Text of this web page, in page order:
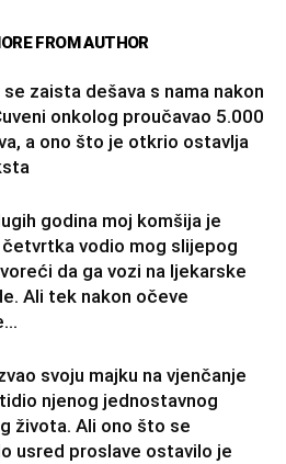
FROM AUTHOR
se zaista dešava s nama nakon
onkolog proučavao 5.000
a ono što je otkrio ostavlja
godina moj komšija je
vodio mog slijepog
da ga vozi na ljekarske
Ali tek nakon očeve
svoju majku na vjenčanje
njenog jednostavnog
života. Ali ono što se
usred proslave ostavilo je